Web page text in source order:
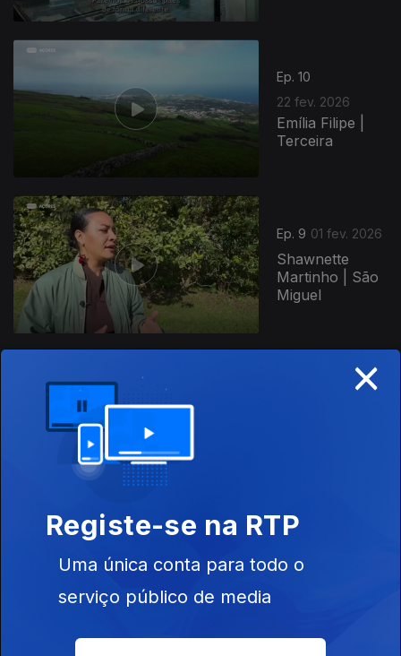
Ep. 10
22 fev. 2026
Emília Filipe |
Terceira
Ep. 9 01 fev. 2026
Shawnette
Martinho | São
Miguel
25 jan. 2026
×
Registe-se na RTP
Uma única conta para todo o
serviço público de media